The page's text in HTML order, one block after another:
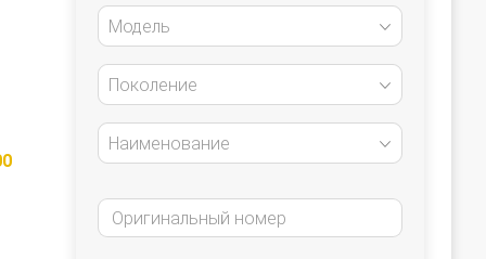
Модель
Поколение
Наименование